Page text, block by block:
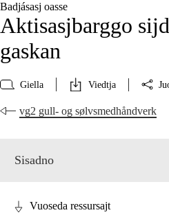
Badjásasj oasse
Aktisasjbarggo
gaskan
Giella Viedtja
vg2 gull- og sølvsmedhåndverk
Sisadno
Vuoseda ressursajt